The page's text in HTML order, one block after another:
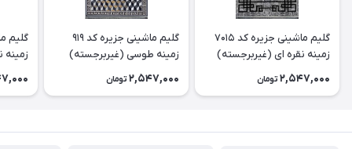
گلیم ماشینی جزیره کد 7015
زمینه نقره ای (غیربرجسته)
2,547,000 تومان
گلیم ماشینی جزیره کد 919
زمینه طوسی (غیربرجسته)
2,547,000 تومان
زمینه